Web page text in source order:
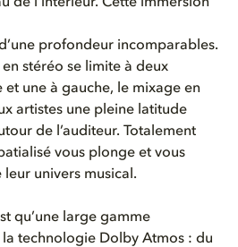
il disponible ...
la musique ...
de la musique ...
de la musique ...
profondeur incomparables.
en stéréo se limite à deux
une à gauche, le mixage en
artistes une pleine latitude
de l’auditeur. Totalement
vous plonge et vous
univers musical.
qu’une large gamme
technologie Dolby Atmos : du